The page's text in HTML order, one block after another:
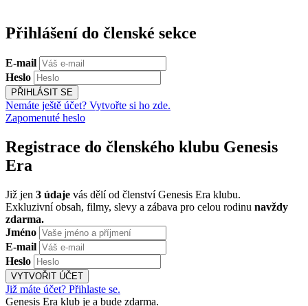
Přihlášení do členské sekce
E-mail
Heslo
PŘIHLÁSIT SE
Nemáte ještě účet? Vytvořte si ho zde.
Zapomenuté heslo
Registrace do členského klubu Genesis
Era
Již jen 3 údaje vás dělí od členství Genesis Era klubu.
Exkluzivní obsah, filmy, slevy a zábava pro celou rodinu navždy
zdarma.
Jméno
E-mail
Heslo
VYTVOŘIT ÚČET
Již máte účet? Přihlaste se.
Genesis Era klub je a bude zdarma.